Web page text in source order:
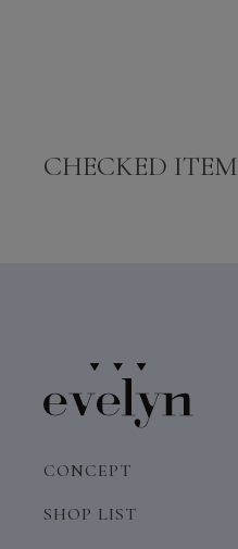
CHECKED ITEM
CONCEPT
SHOP LIST